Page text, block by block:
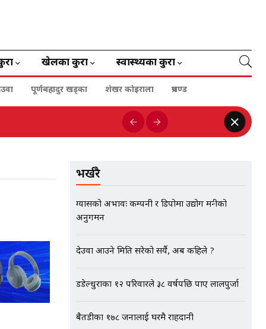
खेलका कुरा स्वास्थ्यका कुरा
पूर्णबहादुर खड्का शेखर कोइराला प्रचण्ड
भर्खरै
ग्यासको अभावः कम्पनी र डिपोमा उद्योग मन्त्रीको
अनुगमन
देउवा आउने मिति सरेको सर्यै, अब कहिले ?
डडेल्धुराका १२ परिवारले ३८ वर्षपछि पाए लालपुर्जा
बैतडीका १७८ जनालाई घरमै राहदानी